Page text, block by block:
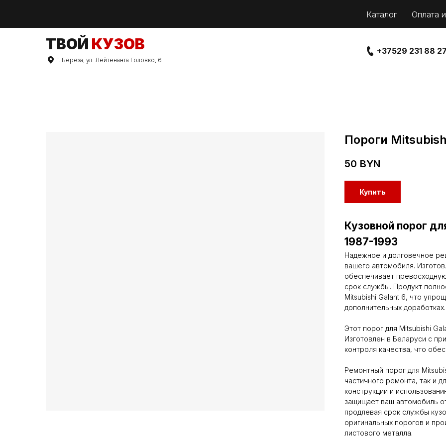
+37529 231 88
Каталог Оплата
TВОЙ КУЗОВ
г. Береза, ул. Лейтенанта Головко, 6
Пороги
50 BYN
Купить
Кузовной порог
1987-1993
Надежное и долговечное
вашего автомобиля.
обеспечивает
срок службы. Продукт
Mitsubishi Galant 6, что
дополнительных доработках.
Этот порог для Mitsubishi
Изготовлен в Беларуси с
контроля качества, что
Ремонтный порог для
частичного ремонта, так и
конструкции и
защищает ваш автомобиль
продлевая срок службы
оригинальных порогов и
листового металла.